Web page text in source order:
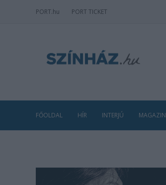
PORT.hu PORT TICKET
FŐOLDAL HÍR INTERJÚ MAGAZIN